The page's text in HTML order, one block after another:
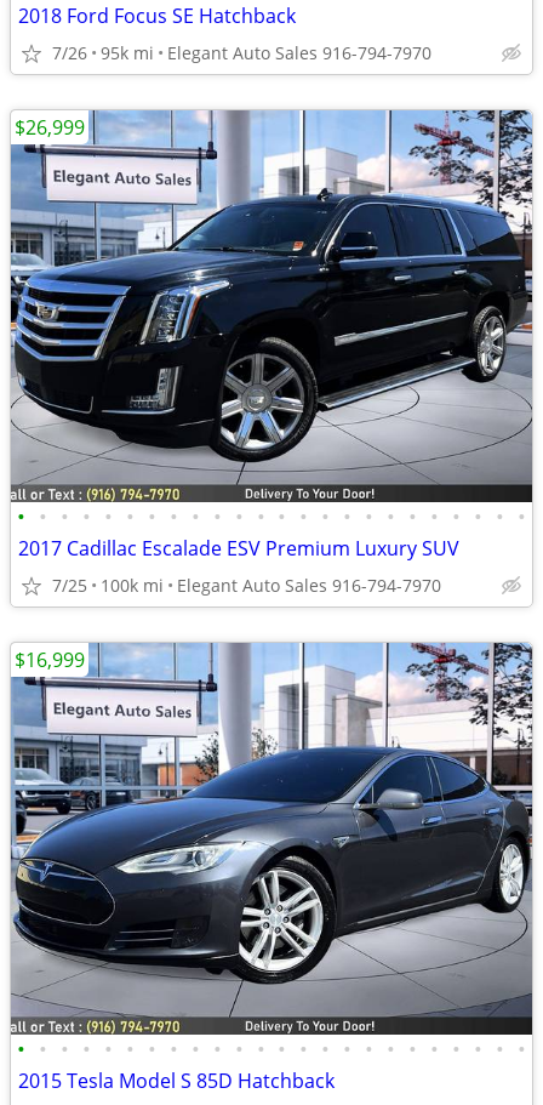
2018 Ford Focus SE Hatchback
7/26 95k mi Elegant Auto Sales 916-794-7970
• • • • • • • • • • • • • • • • • • • • • • • •
2017 Cadillac Escalade ESV Premium Luxury SUV
7/25 100k mi Elegant Auto Sales 916-794-7970
$26,999
• • • • • • • • • • • • • • • • • • • • • • • •
2015 Tesla Model S 85D Hatchback
$16,999